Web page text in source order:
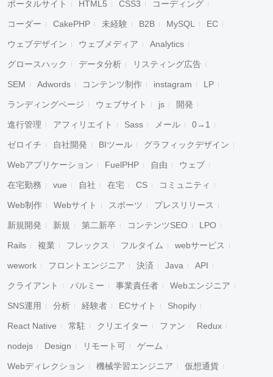
ポータルサイト HTML5 CSS3 コーディング
コーダー CakePHP 未経験 B2B MySQL EC
ウェブデザイン ウェブメディア Analytics
グロースハック データ分析 リスティング広告
SEM Adwords コンテンツ制作 instagram LP
ランディングページ ウェブサイト js 開発
進行管理 アフィリエイト Sass メール 0→1
ゼロイチ 自社開発 BIツール グラフィックデザイン
Webアプリケーション FuelPHP 自由 ウェブ
在宅勤務 vue 自社 在宅 CS コミュニティ
Web制作 Webサイト スポーツ プレスリリース
新規開発 新規 第二新卒 コンテンツSEO LPO
Rails 複業 フレックス フルタイム webサービス
wework フロントエンジニア 決済 Java API
クライアント パルミー 事業責任者 Webエンジニア
SNS運用 分析 経験者 ECサイト Shopify
React Native 常駐 クリエイター ファン Redux
nodejs Design リモート可 ゲーム
Webディレクション 機械学習エンジニア 仮想通貨